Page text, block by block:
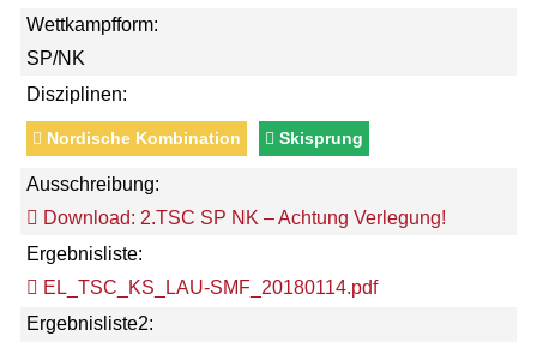
Wettkampfform:
SP/NK
Disziplinen:
Nordische Kombination Skisprung
Ausschreibung:
Download: 2.TSC SP NK – Achtung Verlegung!
Ergebnisliste:
EL_TSC_KS_LAU-SMF_20180114.pdf
Ergebnisliste2: